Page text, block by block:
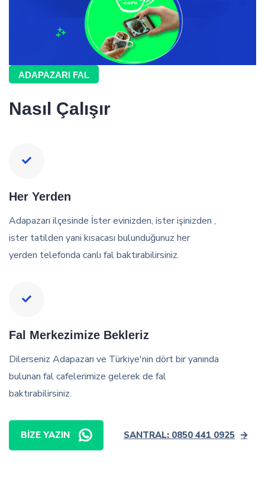
ADAPAZARI FAL
Nasıl Çalışır
Her Yerden
Adapazarı ilçesinde İster evinizden, ister işinizden ,
ister tatilden yani kısacası bulunduğunuz her
yerden telefonda canlı fal baktırabilirsiniz.
Fal Merkezimize Bekleriz
Dilerseniz Adapazarı ve Türkiye'nin dört bir yanında
bulunan fal cafelerimize gelerek de fal
baktırabilirsiniz.
BIZE YAZIN SANTRAL: 0850 441 0925